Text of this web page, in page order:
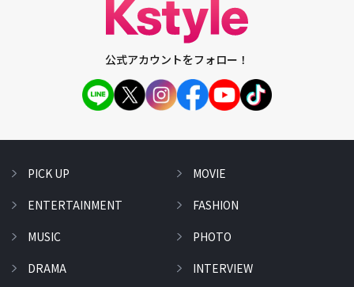
公式アカウントをフォロー！
PICK UP
ENTERTAINMENT
MUSIC
DRAMA
MOVIE
FASHION
PHOTO
INTERVIEW